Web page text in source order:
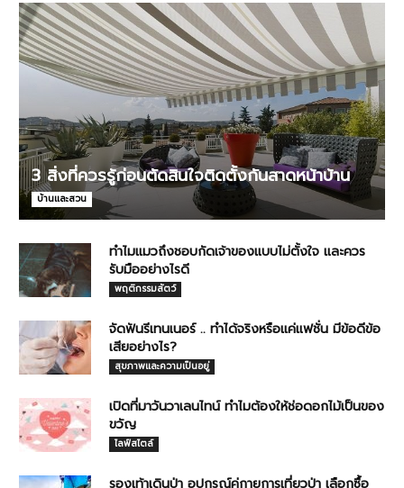
3 สิ่งที่ควรรู้ก่อนตัดสินใจติดตั้งกันสาดหน้าบ้าน
บ้านและสวน
ทำไมแมวถึงชอบกัดเจ้าของแบบไม่ตั้งใจ และควร
รับมืออย่างไรดี
พฤติกรรมสัตว์
จัดฟันรีเทนเนอร์ .. ทำได้จริงหรือแค่แฟชั่น มีข้อดีข้อ
เสียอย่างไร?
สุขภาพและความเป็นอยู่
เปิดที่มาวันวาเลนไทน์ ทำไมต้องให้ช่อดอกไม้เป็นของ
ขวัญ
ไลฟ์สไตล์
รองเท้าเดินป่า อุปกรณ์คู่กายการเที่ยวป่า เลือกซื้อ